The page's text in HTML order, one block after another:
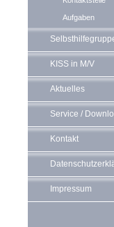
Aufgaben
KISS in M/V
Aktuelles
Service /
Kontakt
Impressum